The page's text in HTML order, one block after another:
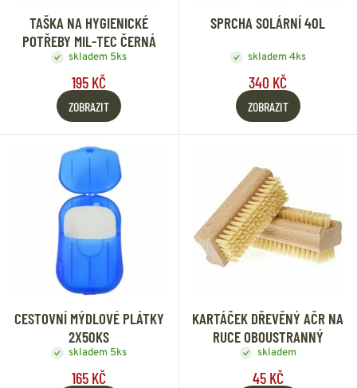
TAŠKA NA HYGIENICKÉ
POTŘEBY MIL-TEC ČERNÁ
skladem 5ks
195 KČ
ZOBRAZIT
SPRCHA SOLÁRNÍ 40L
skladem 4ks
340 KČ
ZOBRAZIT
CESTOVNÍ MÝDLOVÉ PLÁTKY
2X50KS
skladem 5ks
165 KČ
KARTÁČEK DŘEVĚNÝ AČR NA
RUCE OBOUSTRANNÝ
skladem
45 KČ